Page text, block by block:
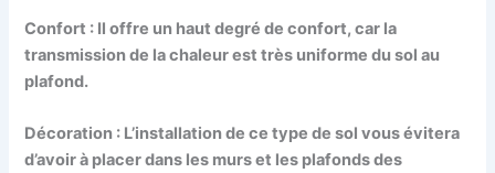
Confort : Il offre un haut degré de confort, car la
transmission de la chaleur est très uniforme du sol au
plafond.
Décoration : L’installation de ce type de sol vous évitera
d’avoir à placer dans les murs et les plafonds des